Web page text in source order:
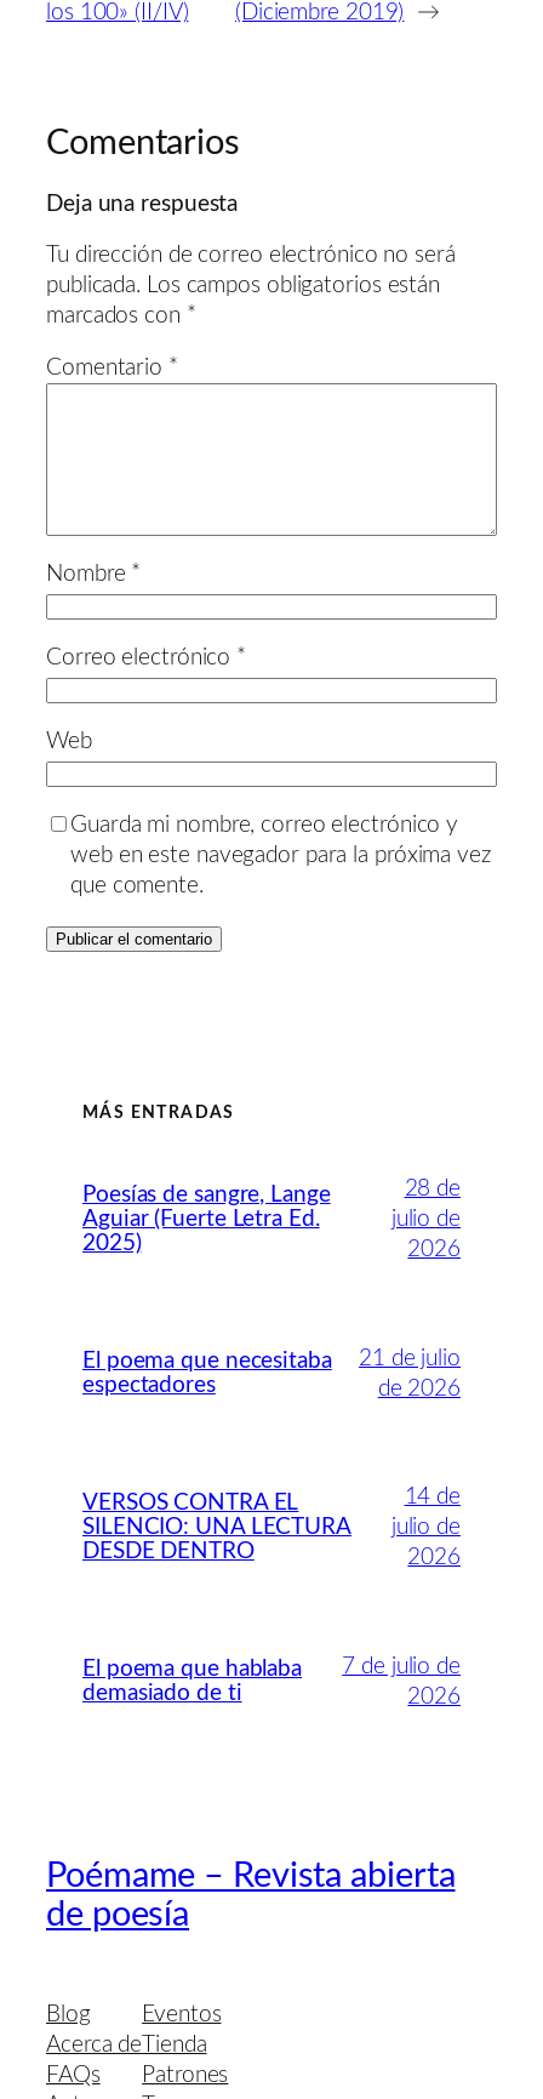
los 100» (II/IV)
(Diciembre 2019)
→
Comentarios
Deja una respuesta
Tu dirección de correo electrónico no será
publicada.
Los campos obligatorios están
marcados con *
Comentario *
Nombre *
Correo electrónico *
Web
Guarda mi nombre, correo electrónico y
web en este navegador para la próxima vez
que comente.
MÁS ENTRADAS
Poesías de sangre, Lange
Aguiar (Fuerte Letra Ed.
2025)
28 de
julio de
2026
El poema que necesitaba
espectadores
21 de julio
de 2026
VERSOS CONTRA EL
SILENCIO: UNA LECTURA
DESDE DENTRO
14 de
julio de
2026
El poema que hablaba
demasiado de ti
7 de julio de
2026
Poémame – Revista abierta
de poesía
Blog
Acerca de
FAQs
Eventos
Tienda
Patrones